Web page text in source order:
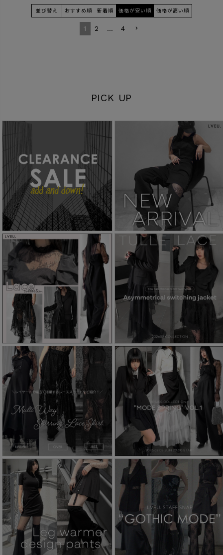
並び替え おすすめ順 新着順 価格が安い順 価格が高い順
1 2 … 4
PICK UP